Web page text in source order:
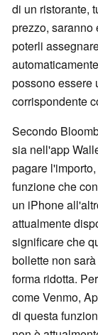
di un ristorante,
prezzo, saranno
poterli
possono essere
corrispondente
Secondo
sia nell'app
pagare
funzione che
un iPhone
attualmente
significare che
bollette non
forma ridotta.
come Venmo,
di questa